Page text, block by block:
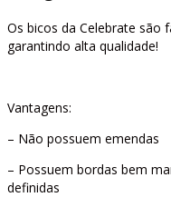
Os bicos da Celebrate são
garantindo alta qualidade!
Vantagens:
– Não possuem emendas
– Possuem bordas bem
definidas